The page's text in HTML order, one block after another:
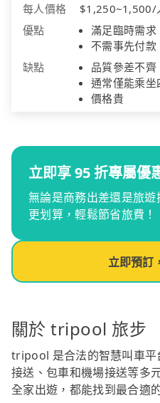
每人價格
$1,250~1,500/
優點
滿足臨時需求
不需事先付款
缺點
品質參差不齊
通常僅能乘坐
價格貴
立即享 95 折專屬優
無論是商務出差還是旅
更划算，輕鬆節省旅費！
立即預訂
關於 tripool 旅步
tripool 是合法的智慧叫車平
接送、包車和機場接送等多
全家出遊，都能找到最合適